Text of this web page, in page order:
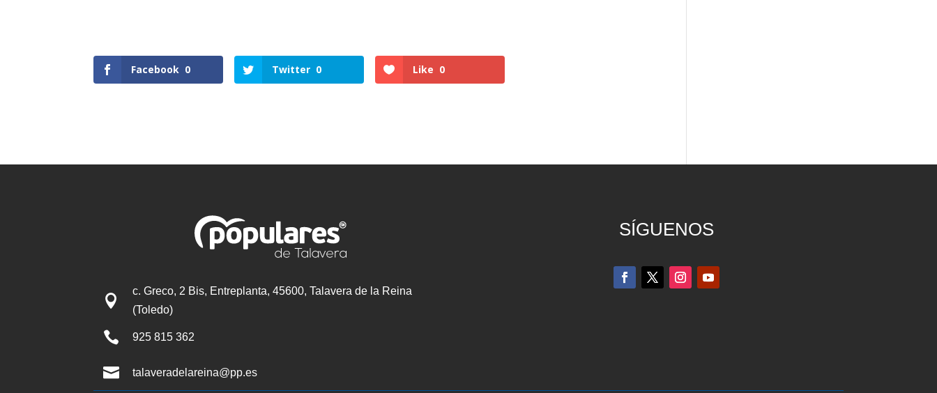
Facebook 0 Twitter 0 Like 0

c. Greco, 2 Bis, Entreplanta, 45600, Talavera de la Reina
(Toledo)
 925 815 362
 talaveradelareina@pp.es
SÍGUENOS